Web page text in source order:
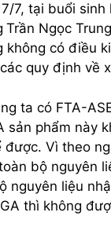
7, tại buổi
Trần Ngọc
không có điều
quy định về
ta có FTA-
sản phẩm này
được. Vì theo
bộ nguyên
nguyên liệu
thì không